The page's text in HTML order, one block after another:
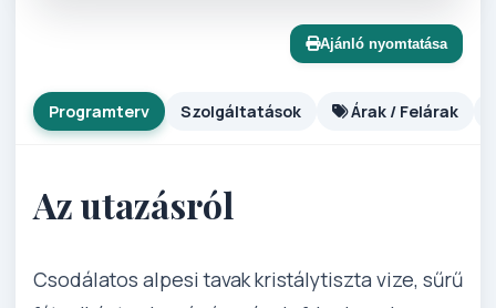
Ajánló nyomtatása
Programterv Szolgáltatások Árak / Felárak
Az utazásról
Csodálatos alpesi tavak kristálytiszta vize, sűrű